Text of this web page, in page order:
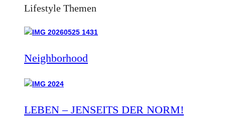
Lifestyle Themen
Neighborhood
LEBEN – JENSEITS DER NORM!